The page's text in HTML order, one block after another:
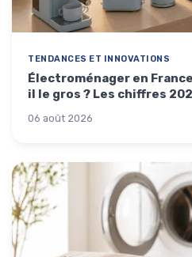
TENDANCES ET INNOVATIONS
Électroménager en
il le gros ? Les chiffres
06 août 2026